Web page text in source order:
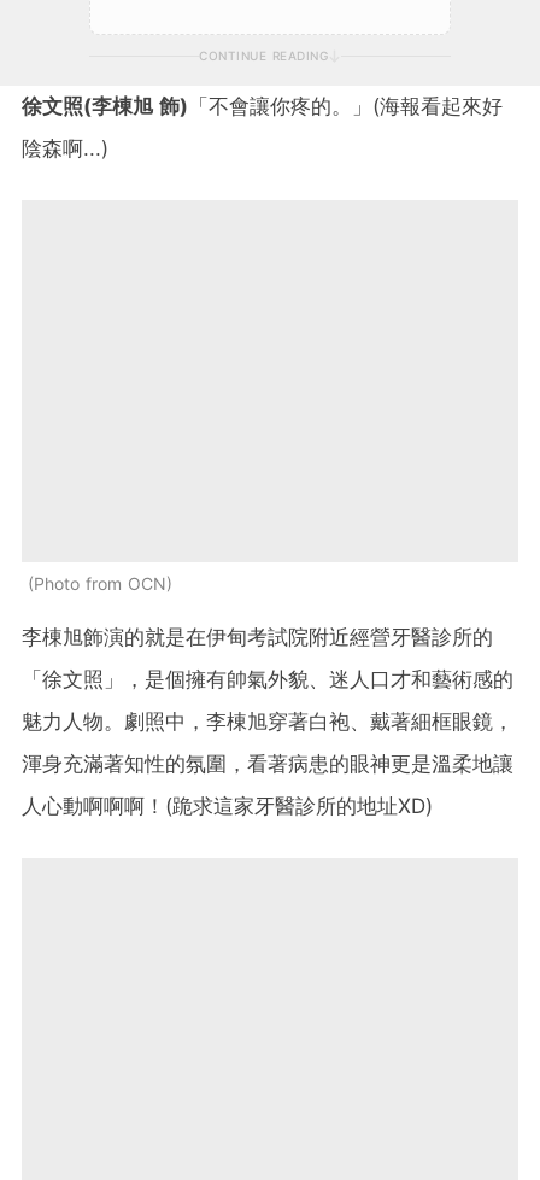
CONTINUE READING
徐文照(李棟旭 飾) 「不會讓你疼的。」(海報看起來好
陰森啊...)
Photo from OCN
李棟旭飾演的就是在伊甸考試院附近經營牙醫診所的
「徐文照」，是個擁有帥氣外貌、迷人口才和藝術感的
魅力人物。劇照中，李棟旭穿著白袍、戴著細框眼鏡，
渾身充滿著知性的氛圍，看著病患的眼神更是溫柔地讓
人心動啊啊啊！(跪求這家牙醫診所的地址XD)